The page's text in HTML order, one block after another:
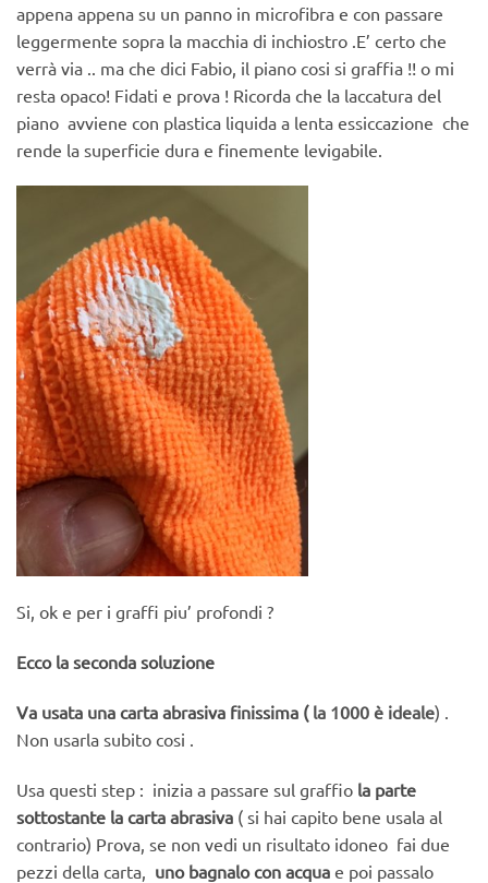
appena appena su un panno in microfibra e con passare
leggermente sopra la macchia di inchiostro .E’ certo che
verrà via .. ma che dici Fabio, il piano cosi si graffia !! o mi
resta opaco! Fidati e prova ! Ricorda che la laccatura del
piano avviene con plastica liquida a lenta essiccazione che
rende la superficie dura e finemente levigabile.
Si, ok e per i graffi piu’ profondi ?
Ecco la seconda soluzione
Va usata una carta abrasiva finissima ( la 1000 è ideale) .
Non usarla subito cosi .
Usa questi step : inizia a passare sul graffio la parte
sottostante la carta abrasiva ( si hai capito bene usala al
contrario) Prova, se non vedi un risultato idoneo fai due
pezzi della carta, uno bagnalo con acqua e poi passalo